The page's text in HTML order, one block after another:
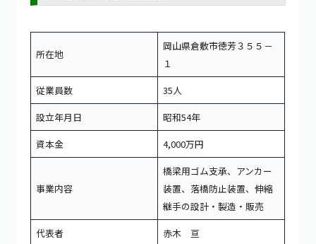
所在地
岡山県倉敷市徳芳３５５－
１
従業員数
35人
設立年月日
昭和54年
資本金
4,000万円
事業内容
橋梁用ゴム支承、アンカー
装置、落橋防止装置、伸縮
継手の設計・製造・販売
代表者
赤木 亘